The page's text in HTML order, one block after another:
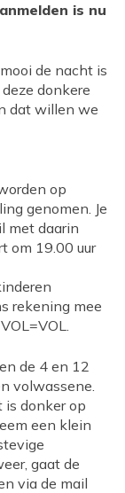
is nu
de nacht is
donkere
dat willen we
op
genomen. Je
met daarin
om 19.00 uur
rekening mee
de 4 en 12
volwassene.
is donker op
een klein
gaat de
via de mail